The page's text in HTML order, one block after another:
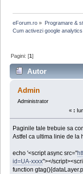
eForum.ro » Programare &
Cum activezi google
Pagini: [1]
Autor
google analytics in
Admin
Administrator
« :
Paginile tale trebuie sa
Astfel ca ultima linie de la
echo '<script async src="
id=UA-xxxx"></
function